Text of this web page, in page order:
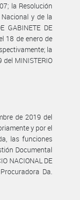
la Resolución
y de la
GABINETE DE
18 de enero de
la
del MINISTERIO
de 2019 del
y por el
las funciones
Documental
NACIONAL DE
Da.